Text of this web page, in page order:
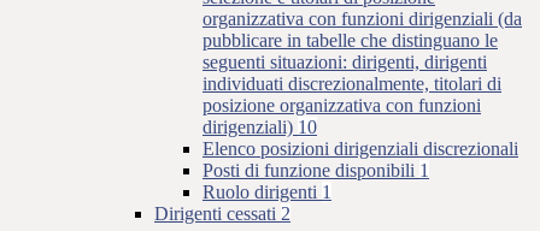
organizzativa con funzioni dirigenziali (da
pubblicare in tabelle che distinguano le
seguenti situazioni: dirigenti, dirigenti
individuati discrezionalmente, titolari di
posizione organizzativa con funzioni
dirigenziali) 10
Elenco posizioni dirigenziali discrezionali
Posti di funzione disponibili 1
Ruolo dirigenti 1
Dirigenti cessati 2